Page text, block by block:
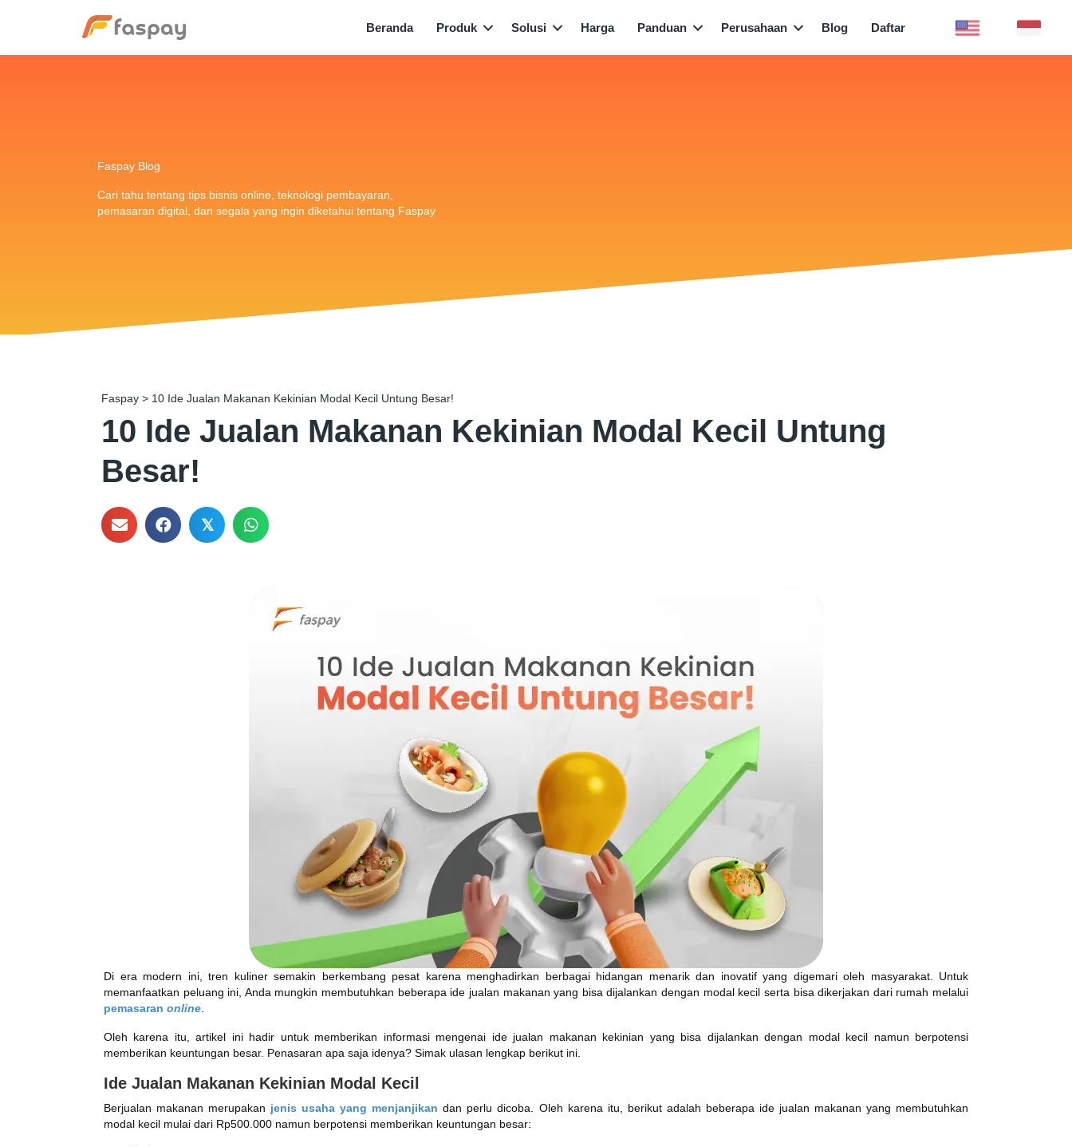
Beranda Produk Solusi Harga Panduan Perusahaan Blog Daftar
Faspay Blog
Cari tahu tentang tips bisnis online, teknologi pembayaran,
pemasaran digital, dan segala yang ingin diketahui tentang Faspay
Faspay > 10 Ide Jualan Makanan Kekinian Modal Kecil Untung Besar!
10 Ide Jualan Makanan Kekinian Modal Kecil Untung
Besar!
𝕏
Di era modern ini, tren kuliner semakin berkembang pesat karena menghadirkan berbagai hidangan menarik dan inovatif yang digemari oleh masyarakat. Untuk
memanfaatkan peluang ini, Anda mungkin membutuhkan beberapa ide jualan makanan yang bisa dijalankan dengan modal kecil serta bisa dikerjakan dari rumah melalui
pemasaran online
Oleh karena itu, artikel ini hadir untuk memberikan informasi mengenai ide jualan makanan kekinian yang bisa dijalankan dengan modal kecil namun berpotensi
memberikan keuntungan besar. Penasaran apa saja idenya? Simak ulasan lengkap berikut ini.
Ide Jualan Makanan Kekinian Modal Kecil
Berjualan makanan merupakan jenis usaha yang menjanjikan dan perlu dicoba. Oleh karena itu, berikut adalah beberapa ide jualan makanan yang membutuhkan
modal kecil mulai dari Rp500.000 namun berpotensi memberikan keuntungan besar: